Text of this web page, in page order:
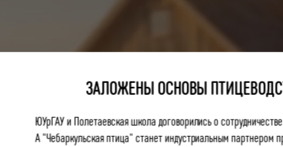
ЗАЛОЖЕНЫ ОСНОВЫ
ЮУрГАУ и Полетаевская школа договорились о
А "Чебаркульская птица" станет индустриальным партнером